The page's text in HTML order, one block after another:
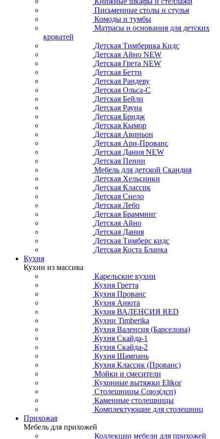
Письменные столы и стулья
Комоды и тумбы
Матрасы и основания для детских
кроватей
Детская Тимберика Кидс
Детская Айно NEW
Детская Грета NEW
Детская Бетти
Детская Рандеву
Детская Ольса-С
Детская Бейли
Детская Рауна
Детская Бридж
Детская Кымор
Детская Авиньон
Детская Ари-Прованс
Детская Дания NEW
Детская Пенни
Мебель для детской Скандия
Детская Хельсинки
Детская Классик
Детская Сиело
Детская Лебо
Детская Брамминг
Детская Айно
Детская Дания
Детская Тимберс кидс
Детская Коста Бланка
Кухня
Кухни из массива
Карельские кухни
Кухня Гретта
Кухня Прованс
Кухня Анюта
Кухня ВАЛЕНСИЯ RED
Кухни Timberika
Кухня Валенсия (Барселона)
Кухня Скайда-1
Кухня Скайда-2
Кухня Шампань
Кухня Классик (Прованс)
Мойки и смесители
Кухонные вытяжки Elikor
Столешницы Союз(дсп)
Каменные столешницы
Комплектующие для столешниц
Прихожая
Мебель для прихожей
Коллекции мебели для прихожей